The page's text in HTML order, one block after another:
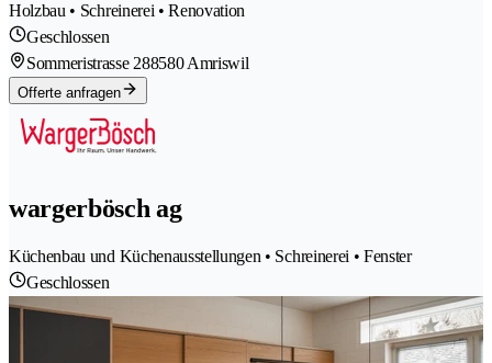
Holzbau • Schreinerei • Renovation
Geschlossen
Sommeristrasse 288580 Amriswil
Offerte anfragen
wargerbösch ag
Küchenbau und Küchenausstellungen • Schreinerei • Fenster
Geschlossen